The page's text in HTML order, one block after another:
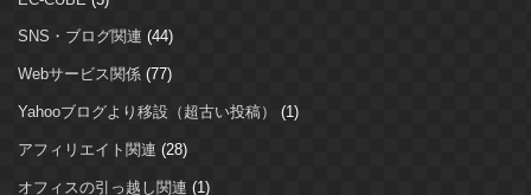
SNS・ブログ関連 (44)
Webサービス関係 (77)
Yahooブログより移設（超古い投稿） (1)
アフィリエイト関連 (28)
オフィスの引っ越し関連 (1)